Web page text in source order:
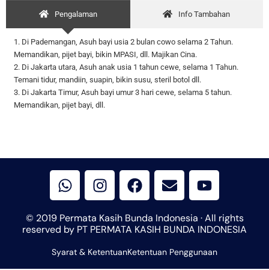
Pengalaman Info Tambahan
1. Di Pademangan, Asuh bayi usia 2 bulan cowo selama 2 Tahun.
Memandikan, pijet bayi, bikin MPASI, dll. Majikan Cina.
2. Di Jakarta utara, Asuh anak usia 1 tahun cewe, selama 1 Tahun.
Temani tidur, mandiin, suapin, bikin susu, steril botol dll.
3. Di Jakarta Timur, Asuh bayi umur 3 hari cewe, selama 5 tahun.
Memandikan, pijet bayi, dll.
h
a
t
s
a
p
n
s
t
a
r
a
c
b
o
n
v
e
l
p
o
u
t
u
e
© 2019 Permata Kasih Bunda Indonesia · All rights
reserved by PT PERMATA KASIH BUNDA INDONESIA
Syarat & KetentuanKetentuan Penggunaan